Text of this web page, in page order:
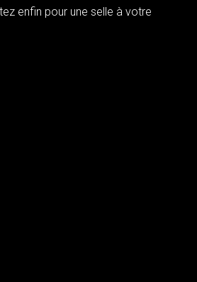
enfin pour une selle à votre